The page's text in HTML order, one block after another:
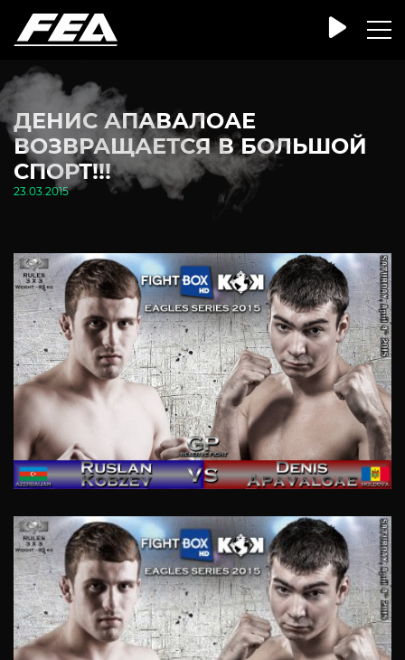
ДЕНИС АПАВАЛОАЕ
ВОЗВРАЩАЕТСЯ В БОЛЬШОЙ
СПОРТ!!!
23.03.2015